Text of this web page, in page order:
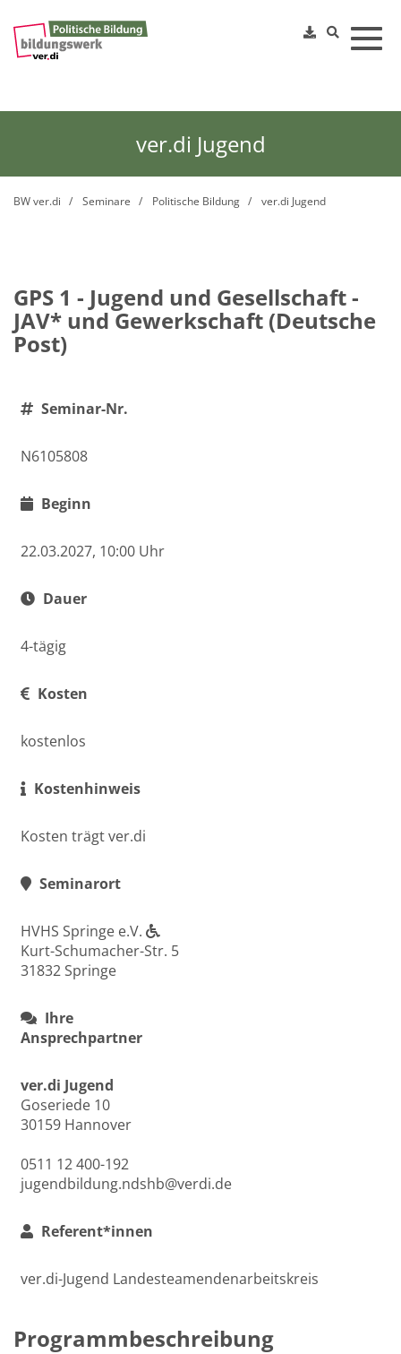
ver.di Jugend
BW ver.di Seminare Politische Bildung ver.di Jugend
GPS 1 - Jugend und Gesellschaft -
JAV* und Gewerkschaft (Deutsche
Post)
Seminar-Nr.
N6105808
Beginn
22.03.2027, 10:00 Uhr
Dauer
4-tägig
Kosten
kostenlos
Kostenhinweis
Kosten trägt ver.di
Seminarort
HVHS Springe e.V.
Kurt-Schumacher-Str. 5
31832 Springe
Ihre
Ansprechpartner
ver.di Jugend
Goseriede 10
30159 Hannover
0511 12 400-192
jugendbildung.ndshb@verdi.de
Referent*innen
ver.di-Jugend Landesteamendenarbeitskreis
Programmbeschreibung